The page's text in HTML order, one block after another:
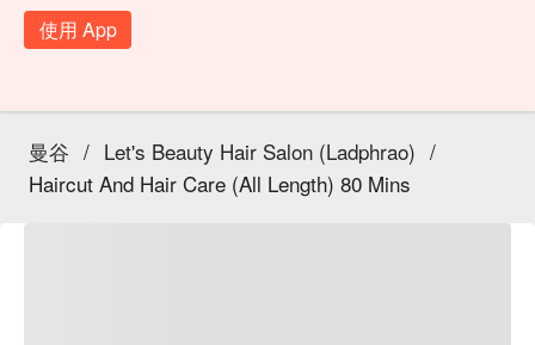
使用 App
曼谷 / Let's Beauty Hair Salon (Ladphrao) /
Haircut And Hair Care (All Length) 80 Mins